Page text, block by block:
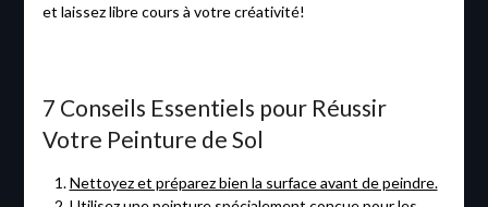
et laissez libre cours à votre créativité!
7 Conseils Essentiels pour Réussir
Votre Peinture de Sol
Nettoyez et préparez bien la surface avant de peindre.